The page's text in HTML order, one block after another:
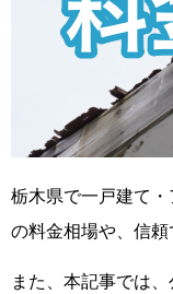
栃木県で一戸建て
の料金相場や、信
また、本記事では